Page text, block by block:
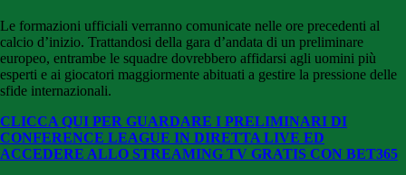
Le formazioni ufficiali verranno comunicate nelle ore precedenti al
calcio d’inizio. Trattandosi della gara d’andata di un preliminare
europeo, entrambe le squadre dovrebbero affidarsi agli uomini più
esperti e ai giocatori maggiormente abituati a gestire la pressione delle
sfide internazionali.
CLICCA QUI PER GUARDARE I PRELIMINARI DI
CONFERENCE LEAGUE IN DIRETTA LIVE ED
ACCEDERE ALLO STREAMING TV GRATIS CON BET365